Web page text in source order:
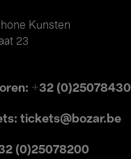
Kunsten
23
+32 (0)25078430
tickets@bozar.be
(0)25078200